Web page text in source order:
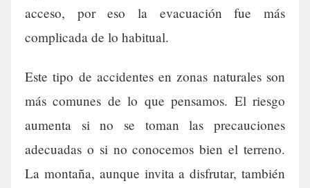
acceso, por eso la evacuación fue más
complicada de lo habitual.
Este tipo de accidentes en zonas naturales son
más comunes de lo que pensamos. El riesgo
aumenta si no se toman las precauciones
adecuadas o si no conocemos bien el terreno.
La montaña, aunque invita a disfrutar, también